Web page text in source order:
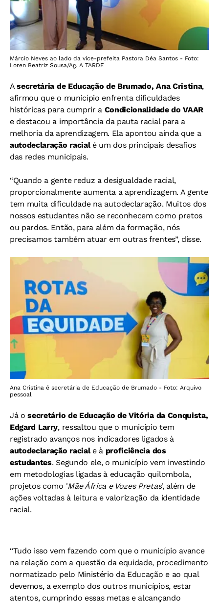
Márcio Neves ao lado da vice-prefeita Pastora Déa Santos - Foto:
Loren Beatriz Sousa/Ag. A TARDE
Asecretária de Educação de Brumado, Ana Cristina,
afirmou que o município enfrenta dificuldades
históricas para cumprir a Condicionalidade do VAAR
e destacou a importância da pauta racial para a
melhoria da aprendizagem. Ela apontou ainda que a
autodeclaração racialé um dos principais desafios
das redes municipais.
“Quando a gente reduz a desigualdade racial,
proporcionalmente aumenta a aprendizagem. A gente
tem muita dificuldade na autodeclaração. Muitos dos
nossos estudantes não se reconhecem como pretos
ou pardos. Então, para além da formação, nós
precisamos também atuar em outras frentes”, disse.
Ana Cristina é secretária de Educação de Brumado - Foto: Arquivo
pessoal
Já osecretário de Educação de Vitória da Conquista,
Edgard Larry, ressaltou que o município tem
registrado avanços nos indicadores ligados à
autodeclaração raciale à proficiência dos
estudantes. Segundo ele, o município vem investindo
em metodologias ligadas à educação quilombola,
projetos como 'Mãe África e Vozes Pretas', além de
ações voltadas à leitura e valorização da identidade
racial.
“Tudo isso vem fazendo com que o município avance
na relação com a questão da equidade, procedimento
normatizado pelo Ministério da Educação e ao qual
devemos, a exemplo dos outros municípios, estar
atentos, cumprindo essas metas e alcançando